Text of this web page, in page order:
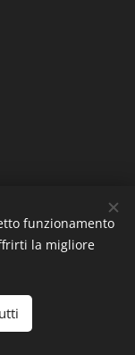
funzionamento
la migliore